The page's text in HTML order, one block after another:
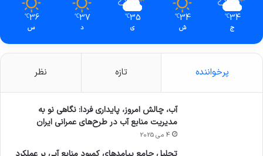
34
℃
ج
34
℃
ش
35
℃
ی
37
℃
د
36
℃
س
پرخواننده تازه نظر
آب، چالش امروز، پایداری فردا: نگاهی نو به
مدیریت منابع آب در طرح‌های عمرانی ایران
4 می 2025